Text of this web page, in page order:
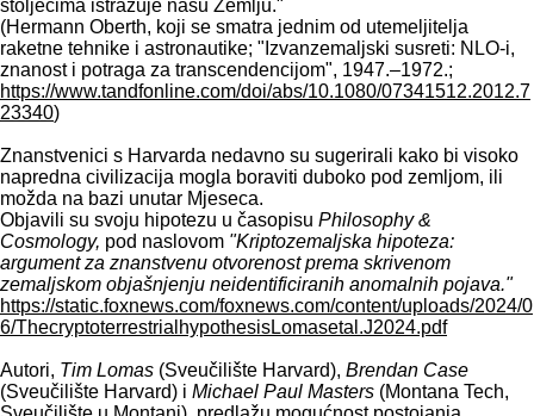
stoljećima istražuje našu Zemlju."
(Hermann Oberth, koji se smatra jednim od utemeljitelja
raketne tehnike i astronautike; "Izvanzemaljski susreti: NLO-i,
znanost i potraga za transcendencijom", 1947.–1972.;
https://www.tandfonline.com/doi/abs/10.1080/07341512.2012.7
23340)
Znanstvenici s Harvarda nedavno su sugerirali kako bi visoko
napredna civilizacija mogla boraviti duboko pod zemljom, ili
možda na bazi unutar Mjeseca.
Objavili su svoju hipotezu u časopisu Philosophy &
Cosmology, pod naslovom "Kriptozemaljska hipoteza:
argument za znanstvenu otvorenost prema skrivenom
zemaljskom objašnjenju neidentificiranih anomalnih pojava."
https://static.foxnews.com/foxnews.com/content/uploads/2024/0
6/ThecryptoterrestrialhypothesisLomasetal.J2024.pdf
Autori, Tim Lomas (Sveučilište Harvard), Brendan Case
(Sveučilište Harvard) i Michael Paul Masters (Montana Tech,